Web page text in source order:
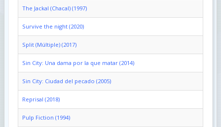
The Jackal (Chacal) (1997)
Survive the night (2020)
Split (Múltiple) (2017)
Sin City: Una dama por la que matar (2014)
Sin City: Ciudad del pecado (2005)
Reprisal (2018)
Pulp Fiction (1994)